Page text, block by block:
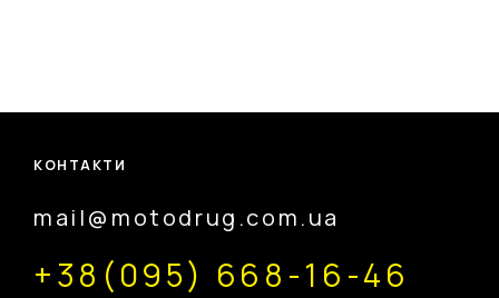
КОНТАКТИ
mail@motodrug.com.ua
+38(095) 668-16-46